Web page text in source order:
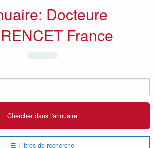
Docteure
France
☰ Filtres de recherche